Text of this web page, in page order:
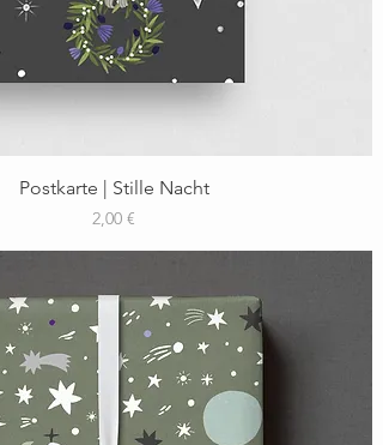
Schnellansicht
Postkarte | Stille Nacht
Preis
2,00 €